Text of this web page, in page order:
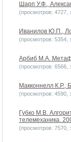
Шарп У.Ф.,
(просмотров: 4727,
Иванилов Ю.П.,
(просмотров: 5354,
Арбиб М.А.
(просмотров: 6566,
Макконнелл
(просмотров: 4590,
Губко М.В.
телемеханика.
(просмотров: 7570,